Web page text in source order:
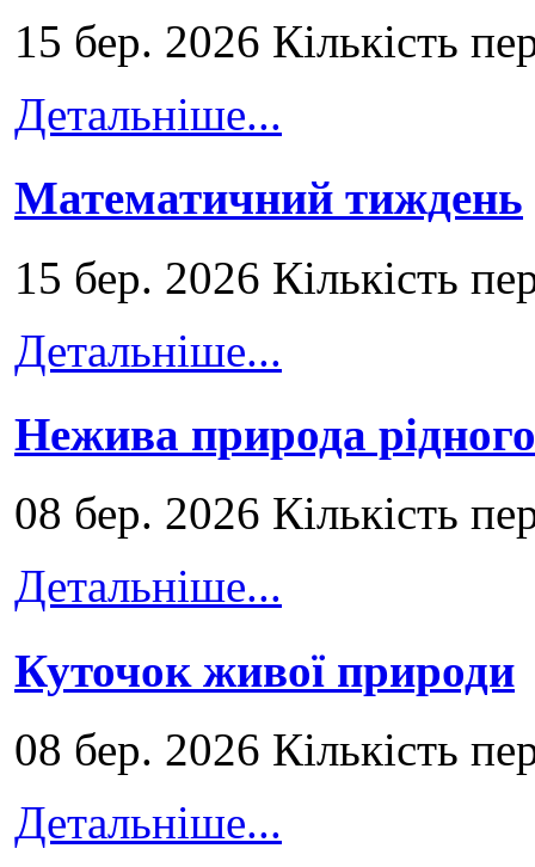
15 бер. 2026 Кількість
Детальніше...
Математичний тиждень
15 бер. 2026 Кількість
Детальніше...
Нежива природа
08 бер. 2026 Кількість
Детальніше...
Куточок живої природи
08 бер. 2026 Кількість
Детальніше...